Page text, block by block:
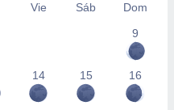
Vie Sáb
Dom
9
14 15 16